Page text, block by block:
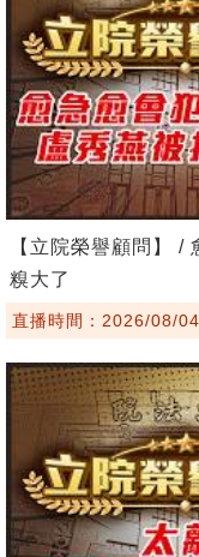
【立院榮譽顧問】 /
糗大了
直播時間：2026/08/